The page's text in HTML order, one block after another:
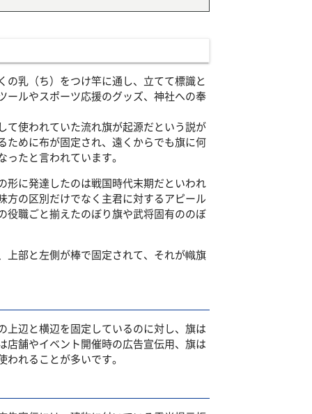
乳（ち）をつけ竿に通し、立てて標識と
ールやスポーツ応援のグッズ、神社への奉
て使われていた流れ旗が起源だという説が
ために布が固定され、遠くからでも旗に何
たと言われています。
形に発達したのは戦国時代末期だといわれ
の区別だけでなく主君に対するアピール
役職ごと揃えたのぼり旗や武将固有ののぼ
上部と左側が棒で固定されて、それが幟旗
辺と横辺を固定しているのに対し、旗は
舗やイベント開催時の広告宣伝用、旗は
れることが多いです。